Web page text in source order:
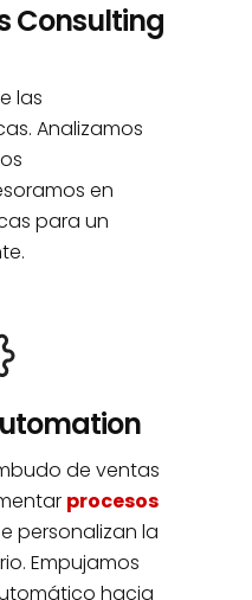
Consulting
las
Analizamos
en
para un
de ventas
procesos
personalizan la
Empujamos
hacia